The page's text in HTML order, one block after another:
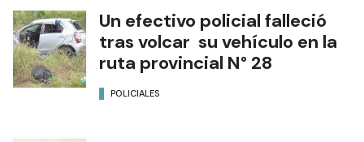
Un efectivo policial falleció
tras volcar su vehículo en la
ruta provincial N° 28
POLICIALES